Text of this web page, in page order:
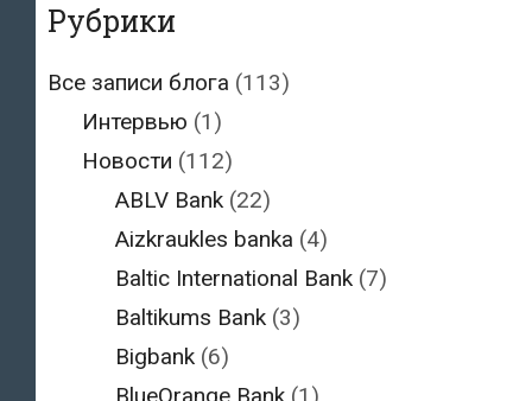
Рубрики
Все записи блога (113)
Интервью (1)
Новости (112)
ABLV Bank (22)
Aizkraukles banka (4)
Baltic International Bank (7)
Baltikums Bank (3)
Bigbank (6)